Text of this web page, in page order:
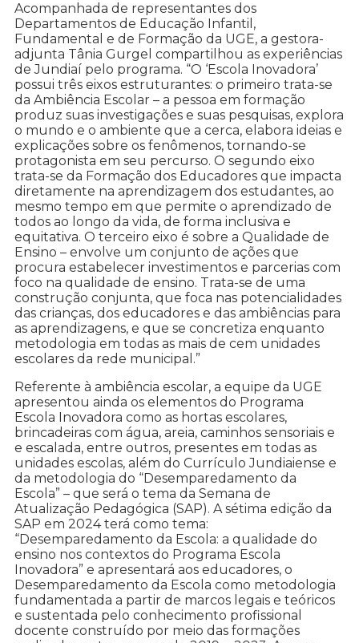
Acompanhada de representantes dos
Departamentos de Educação Infantil,
Fundamental e de Formação da UGE, a gestora-
adjunta Tânia Gurgel compartilhou as experiências
de Jundiaí pelo programa. “O ‘Escola Inovadora’
possui três eixos estruturantes: o primeiro trata-se
da Ambiência Escolar – a pessoa em formação
produz suas investigações e suas pesquisas, explora
o mundo e o ambiente que a cerca, elabora ideias e
explicações sobre os fenômenos, tornando-se
protagonista em seu percurso. O segundo eixo
trata-se da Formação dos Educadores que impacta
diretamente na aprendizagem dos estudantes, ao
mesmo tempo em que permite o aprendizado de
todos ao longo da vida, de forma inclusiva e
equitativa. O terceiro eixo é sobre a Qualidade de
Ensino – envolve um conjunto de ações que
procura estabelecer investimentos e parcerias com
foco na qualidade de ensino. Trata-se de uma
construção conjunta, que foca nas potencialidades
das crianças, dos educadores e das ambiências para
as aprendizagens, e que se concretiza enquanto
metodologia em todas as mais de cem unidades
escolares da rede municipal.”
Referente à ambiência escolar, a equipe da UGE
apresentou ainda os elementos do Programa
Escola Inovadora como as hortas escolares,
brincadeiras com água, areia, caminhos sensoriais e
e escalada, entre outros, presentes em todas as
unidades escolas, além do Currículo Jundiaiense e
da metodologia do “Desemparedamento da
Escola” – que será o tema da Semana de
Atualização Pedagógica (SAP). A sétima edição da
SAP em 2024 terá como tema:
“Desemparedamento da Escola: a qualidade do
ensino nos contextos do Programa Escola
Inovadora” e apresentará aos educadores, o
Desemparedamento da Escola como metodologia
fundamentada a partir de marcos legais e teóricos
e sustentada pelo conhecimento profissional
docente construído por meio das formações